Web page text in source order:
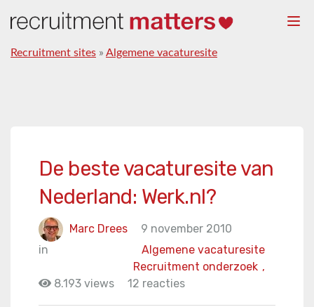
Recruitment sites » Algemene vacaturesite
De beste vacaturesite van
Nederland: Werk.nl?
Marc Drees
9 november 2010
in
Algemene vacaturesite
Recruitment onderzoek ,
8.193 views
12 reacties